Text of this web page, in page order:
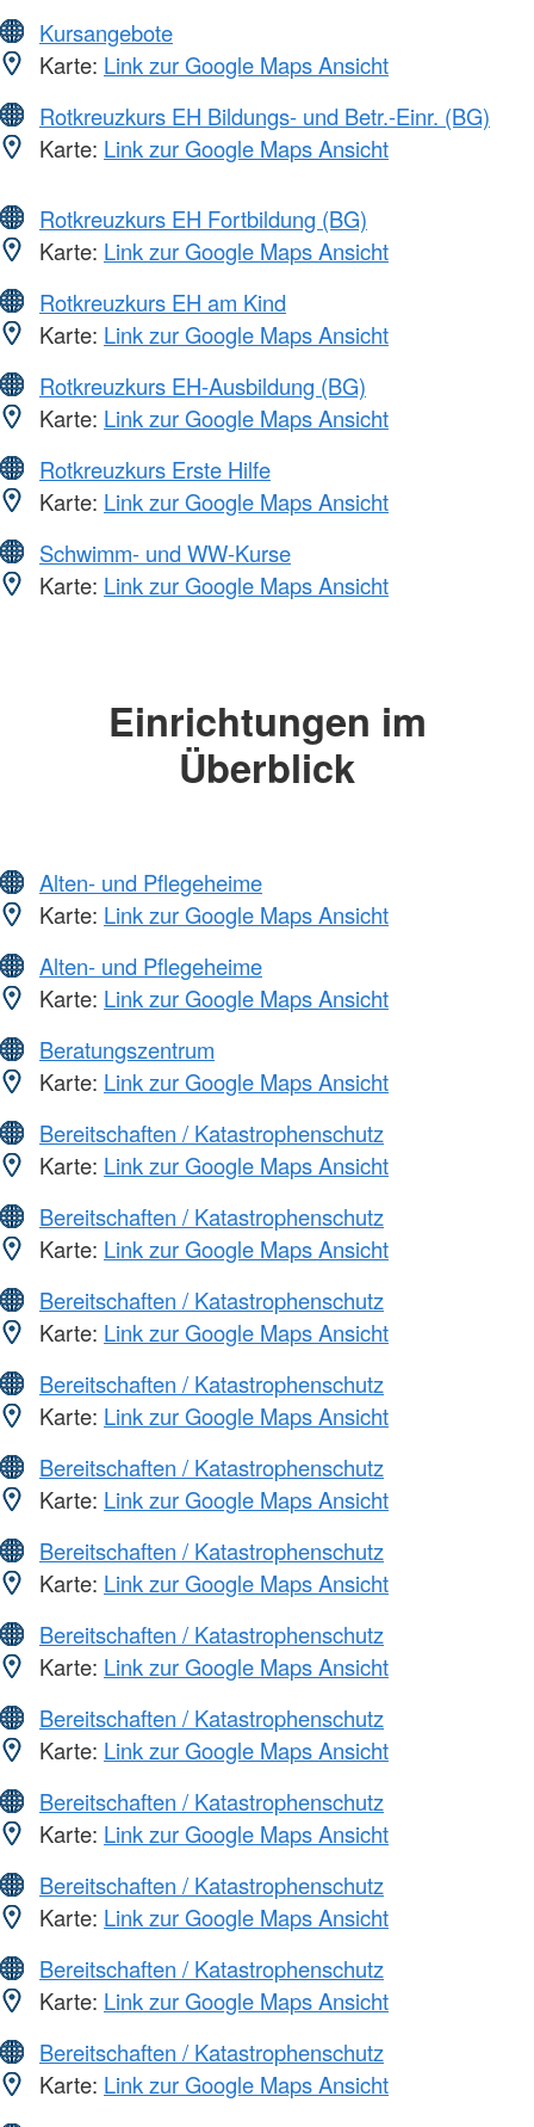
Kursangebote
Karte: Link zur Google Maps Ansicht
Rotkreuzkurs EH Bildungs- und Betr.-Einr. (BG)
Karte: Link zur Google Maps Ansicht
Rotkreuzkurs EH Fortbildung (BG)
Karte: Link zur Google Maps Ansicht
Rotkreuzkurs EH am Kind
Karte: Link zur Google Maps Ansicht
Rotkreuzkurs EH-Ausbildung (BG)
Karte: Link zur Google Maps Ansicht
Rotkreuzkurs Erste Hilfe
Karte: Link zur Google Maps Ansicht
Schwimm- und WW-Kurse
Karte: Link zur Google Maps Ansicht
Einrichtungen im
Überblick
Alten- und Pflegeheime
Karte: Link zur Google Maps Ansicht
Alten- und Pflegeheime
Karte: Link zur Google Maps Ansicht
Beratungszentrum
Karte: Link zur Google Maps Ansicht
Bereitschaften / Katastrophenschutz
Karte: Link zur Google Maps Ansicht
Bereitschaften / Katastrophenschutz
Karte: Link zur Google Maps Ansicht
Bereitschaften / Katastrophenschutz
Karte: Link zur Google Maps Ansicht
Bereitschaften / Katastrophenschutz
Karte: Link zur Google Maps Ansicht
Bereitschaften / Katastrophenschutz
Karte: Link zur Google Maps Ansicht
Bereitschaften / Katastrophenschutz
Karte: Link zur Google Maps Ansicht
Bereitschaften / Katastrophenschutz
Karte: Link zur Google Maps Ansicht
Bereitschaften / Katastrophenschutz
Karte: Link zur Google Maps Ansicht
Bereitschaften / Katastrophenschutz
Karte: Link zur Google Maps Ansicht
Bereitschaften / Katastrophenschutz
Karte: Link zur Google Maps Ansicht
Bereitschaften / Katastrophenschutz
Karte: Link zur Google Maps Ansicht
Bereitschaften / Katastrophenschutz
Karte: Link zur Google Maps Ansicht